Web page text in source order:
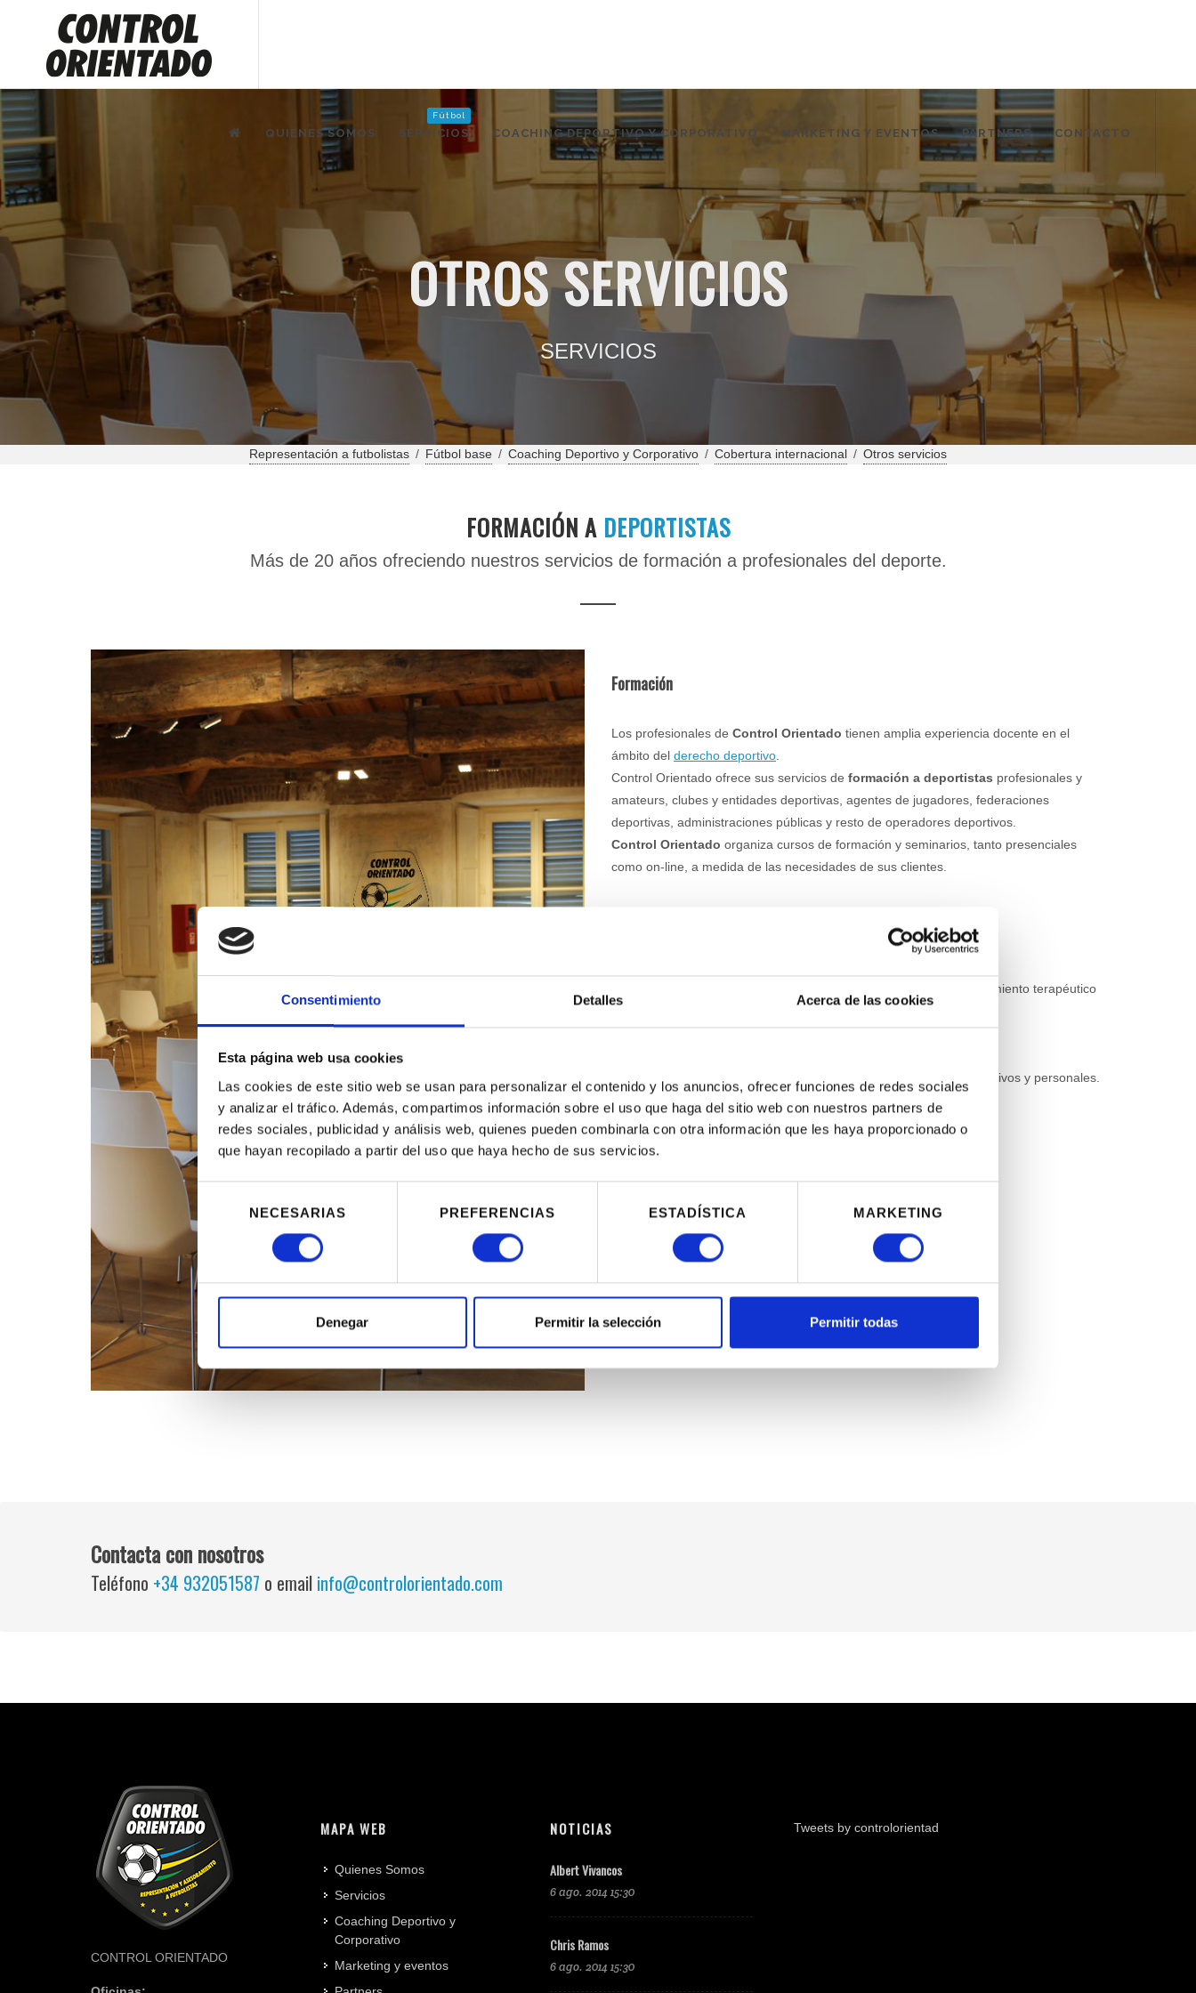
Consentimiento Detalles Acerca de las cookies
Esta página web usa cookies
Las cookies de este sitio web se usan para personalizar el contenido y los anuncios, ofrecer funciones de redes sociales
y analizar el tráfico. Además, compartimos información sobre el uso que haga del sitio web con nuestros partners de
redes sociales, publicidad y análisis web, quienes pueden combinarla con otra información que les haya proporcionado o
que hayan recopilado a partir del uso que haya hecho de sus servicios.
consentimiento
NECESARIAS PREFERENCIAS ESTADÍSTICA MARKETING
Denegar Permitir la selección Permitir todas
QUIENES SOMOS SERVICIOS
Fútbol
COACHING DEPORTIVO Y CORPORATIVO MARKETING Y EVENTOS PARTNERS CONTACTO
OTROS SERVICIOS
SERVICIOS
Representación a futbolistas / Fútbol base / Coaching Deportivo y Corporativo / Cobertura internacional / Otros servicios
FORMACIÓN A DEPORTISTAS
Más de 20 años ofreciendo nuestros servicios de formación a profesionales del deporte.
Formación
Los profesionales de Control Orientado tienen amplia experiencia docente en el
ámbito del derecho deportivo
Control Orientado ofrece sus servicios de formación a deportistas profesionales y
amateurs, clubes y entidades deportivas, agentes de jugadores, federaciones
deportivas, administraciones públicas y resto de operadores deportivos.
Control Orientado organiza cursos de formación y seminarios, tanto presenciales
como on-line, a medida de las necesidades de sus clientes.
Servicio de asesoramiento en la prevención de lesiones y seguimiento terapéutico
Psicología del deporte para reforzar y potenciar los éxitos deportivos y personales.
Coaching deportivo
Seguridad
Más información en apartado dePARTNERS
Contacta con nosotros
Teléfono +34 932051587 o email info@controlorientado.com
CONTROL ORIENTADO
MAPA WEB
Quienes Somos
Servicios
Coaching Deportivo y
Corporativo
Marketing y eventos
NOTICIAS
Albert Vivancos
6 ago. 2014 15:30
Chris Ramos
6 ago. 2014 15:30
Tweets by controlorientad